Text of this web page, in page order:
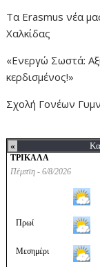
Τα Erasmus νέα
Χαλκίδας
«Ενεργώ Σωστά:
κερδισμένος!»
Σχολή Γονέων